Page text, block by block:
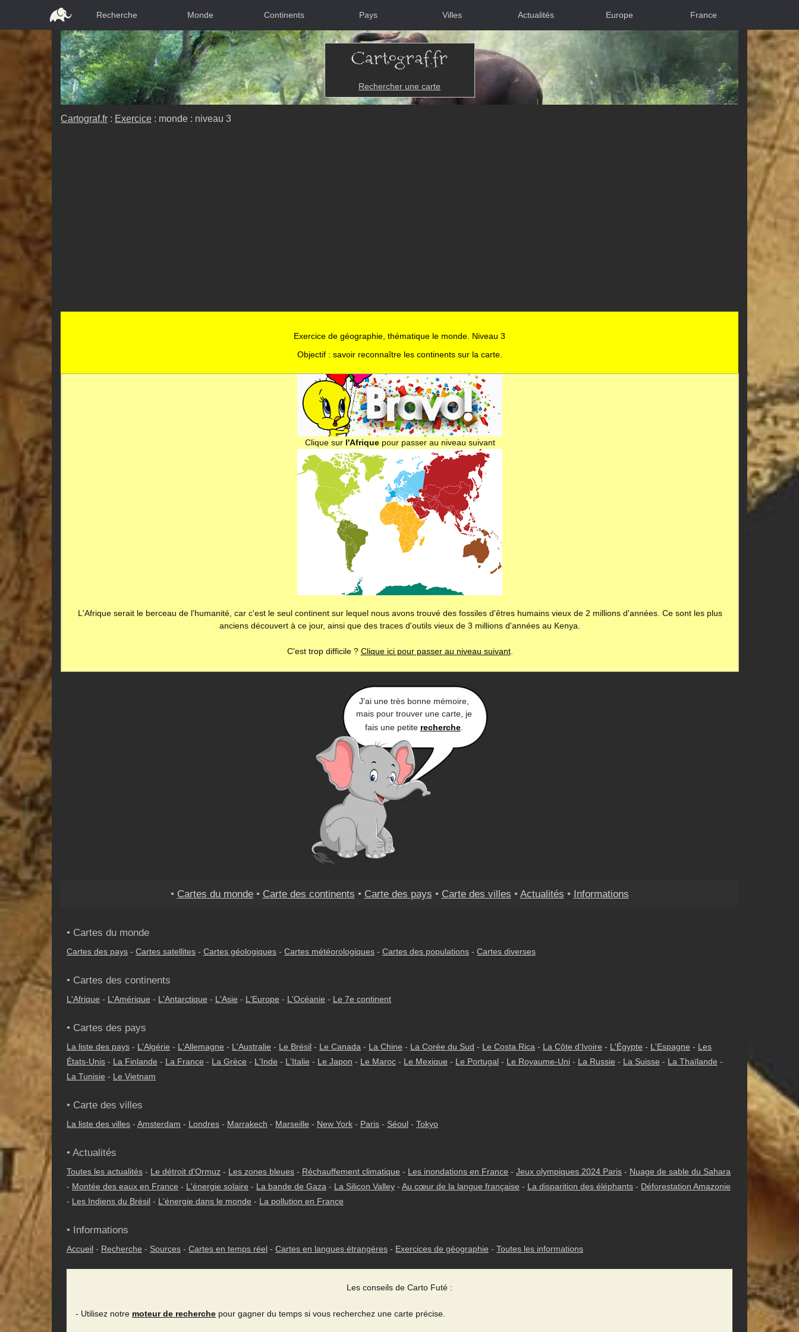
Recherche Monde Continents Pays Villes Actualités Europe France
Rechercher une carte
Cartograf.fr : Exercice : monde : niveau 3
Exercice de géographie, thématique le monde. Niveau 3
Objectif : savoir reconnaître les continents sur la carte.
Clique sur l'Afriquepour passer au niveau suivant
L'Afrique serait le berceau de l'humanité, car c'est le seul continent sur lequel nous avons trouvé des fossiles d'êtres humains vieux de 2 millions d'années. Ce sont les plus
anciens découvert à ce jour, ainsi que des traces d'outils vieux de 3 millions d'années au Kenya.
C'est trop difficile ? Clique ici pour passer au niveau suivant.
J'ai une très bonne mémoire,
mais pour trouver une carte, je
fais une petite recherche.
• Cartes du monde• Carte des continents • Carte des pays • Carte des villes • Actualités • Informations
• Cartes du monde
Cartes des pays - Cartes satellites - Cartes géologiques - Cartes météorologiques - Cartes des populations - Cartes diverses
• Cartes des continents
L'Afrique - L'Amérique - L'Antarctique - L'Asie - L'Europe - L'Océanie - Le 7e continent
• Cartes des pays
La liste des pays - L'Algérie - L'Allemagne - L'Australie - Le Brésil - Le Canada - La Chine - La Corée du Sud - Le Costa Rica - La Côte d'Ivoire - L'Égypte - L'Espagne - Les
États-Unis - La Finlande - La France - La Grèce - L'Inde - L'Italie - Le Japon - Le Maroc - Le Mexique - Le Portugal - Le Royaume-Uni - La Russie - La Suisse - La Thaïlande -
La Tunisie - Le Vietnam
• Carte des villes
La liste des villes - Amsterdam - Londres - Marrakech - Marseille - New York - Paris - Séoul - Tokyo
• Actualités
Toutes les actualités - Le détroit d'Ormuz - Les zones bleues - Réchauffement climatique - Les inondations en France - Jeux olympiques 2024 Paris - Nuage de sable du Sahara
- Montée des eaux en France - L'énergie solaire - La bande de Gaza - La Silicon Valley - Au cœur de la langue française - La disparition des éléphants - Déforestation Amazonie
- Les Indiens du Brésil - L'énergie dans le monde - La pollution en France
• Informations
Accueil - Recherche - Sources - Cartes en temps réel - Cartes en langues étrangères - Exercices de géographie - Toutes les informations
Les conseils de Carto Futé :
- Utilisez notre moteur de recherche pour gagner du temps si vous recherchez une carte précise.